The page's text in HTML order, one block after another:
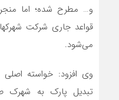
و… مطرح شده؛ اما
قواعد جاری شرکت
می‌شود.
وی افزود: خواسته
تبدیل پارک به شهرک